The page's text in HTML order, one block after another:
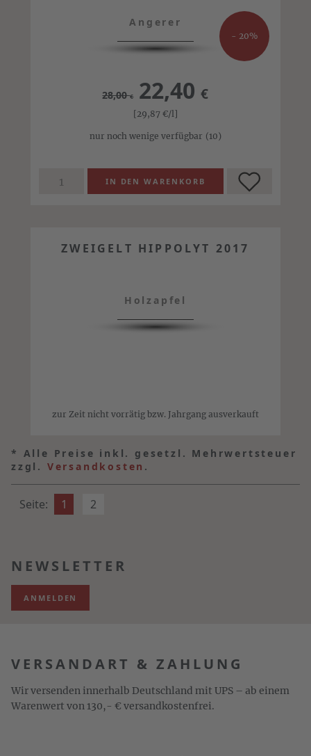
- 20%
Angerer
28,00€ 22,40€
[29,87 €/l]
nur noch wenige verfügbar (10)
ZWEIGELT HIPPOLYT 2017
Holzapfel
zur Zeit nicht vorrätig bzw. Jahrgang ausverkauft
* Alle Preise inkl. gesetzl. Mehrwertsteuer
zzgl. Versandkosten .
Seite: 1 2
NEWSLETTER
ANMELDEN
VERSANDART & ZAHLUNG
Wir versenden innerhalb Deutschland mit UPS – ab einem
Warenwert von 130,- € versandkostenfrei.